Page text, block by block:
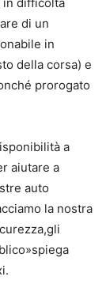
di un
in
della corsa) e
prorogato
a
aiutare a
auto
la nostra
,gli
»spiega